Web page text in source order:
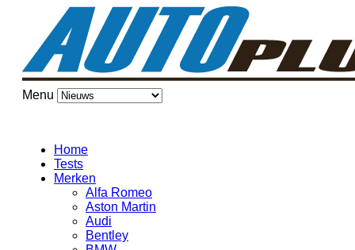
Menu
Home
Tests
Merken
Alfa Romeo
Aston Martin
Audi
Bentley